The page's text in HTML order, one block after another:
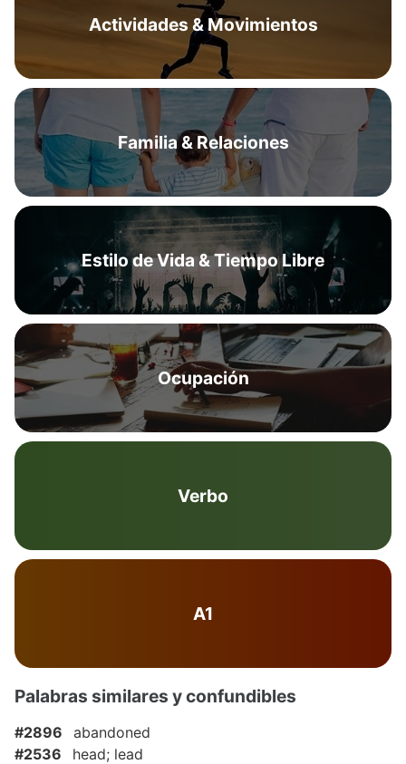
Actividades & Movimientos
Familia & Relaciones
Estilo de Vida & Tiempo Libre
Ocupación
Verbo
A1
Palabras similares y confundibles
#2896
abandoned
#2536
head; lead